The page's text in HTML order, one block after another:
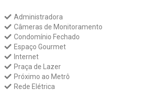
Administradora
Câmeras de Monitoramento
Condomínio Fechado
Espaço Gourmet
Internet
Praça de Lazer
Próximo ao Metrô
Rede Elétrica